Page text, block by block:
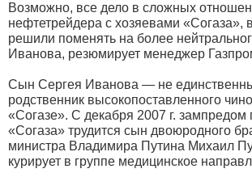
Возможно, все дело в сложных
нефтетрейдера с хозяевами «Согаза»,
решили поменять на более
Иванова, резюмирует менеджер
Сын Сергея Иванова — не
родственник высокопоставленного
«Согазе». С декабря 2007 г. зампредом
«Согаза» трудится сын двоюродного
министра Владимира Путина Михаил
курирует в группе медицинское